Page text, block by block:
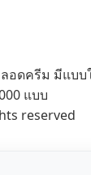
อดครีม มีแบบ
แบบ
reserved